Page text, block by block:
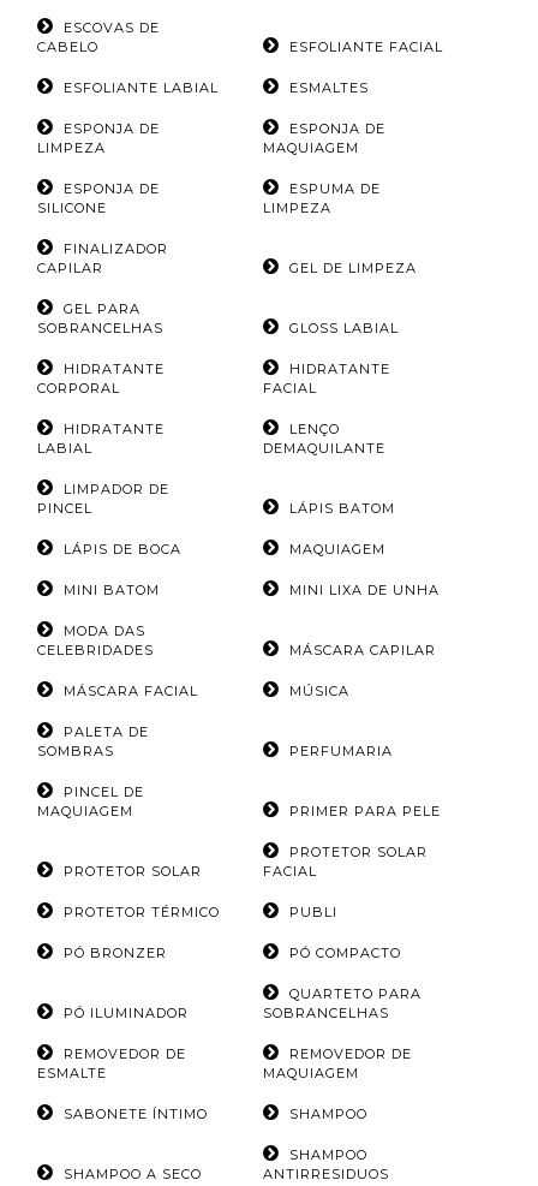
ESCOVAS DE
CABELO
ESFOLIANTE FACIAL
ESFOLIANTE LABIAL ESMALTES
ESPONJA DE
LIMPEZA
ESPONJA DE
MAQUIAGEM
ESPONJA DE
SILICONE
ESPUMA DE
LIMPEZA
FINALIZADOR
CAPILAR
GEL DE LIMPEZA
GEL PARA
SOBRANCELHAS
GLOSS LABIAL
HIDRATANTE
CORPORAL
HIDRATANTE
FACIAL
HIDRATANTE
LABIAL
LENÇO
DEMAQUILANTE
LIMPADOR DE
PINCEL
LÁPIS BATOM
LÁPIS DE BOCA MAQUIAGEM
MINI BATOM MINI LIXA DE UNHA
MODA DAS
CELEBRIDADES
MÁSCARA CAPILAR
MÁSCARA FACIAL MÚSICA
PALETA DE
SOMBRAS
PERFUMARIA
PINCEL DE
MAQUIAGEM
PRIMER PARA PELE
PROTETOR SOLAR
PROTETOR SOLAR
FACIAL
PROTETOR TÉRMICO PUBLI
PÓ BRONZER PÓ COMPACTO
PÓ ILUMINADOR
QUARTETO PARA
SOBRANCELHAS
REMOVEDOR DE
ESMALTE
REMOVEDOR DE
MAQUIAGEM
SABONETE ÍNTIMO SHAMPOO
SHAMPOO A SECO
SHAMPOO
ANTIRRESIDUOS